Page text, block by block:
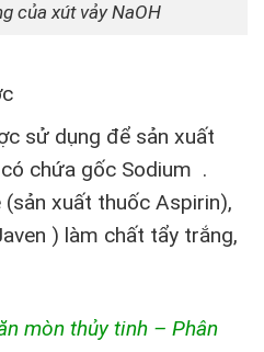
của xút vảy NaOH
sử dụng để sản xuất
chứa gốc Sodium .
xuất thuốc Aspirin),
) làm chất tẩy trắng,
mòn thủy tinh – Phân